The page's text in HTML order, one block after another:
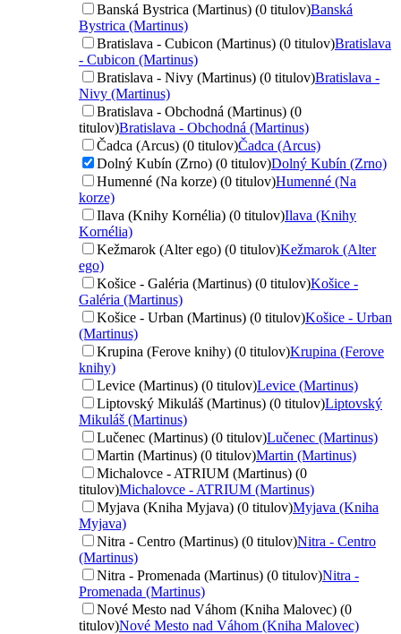
Banská Bystrica (Martinus) (0 titulov)Banská
Bystrica (Martinus)
Bratislava - Cubicon (Martinus) (0 titulov)Bratislava
- Cubicon (Martinus)
Bratislava - Nivy (Martinus) (0 titulov)Bratislava -
Nivy (Martinus)
Bratislava - Obchodná (Martinus) (0
titulov)Bratislava - Obchodná (Martinus)
Čadca (Arcus) (0 titulov)Čadca (Arcus)
Dolný Kubín (Zrno) (0 titulov)Dolný Kubín (Zrno)
Humenné (Na korze) (0 titulov)Humenné (Na
korze)
Ilava (Knihy Kornélia) (0 titulov)Ilava (Knihy
Kornélia)
Kežmarok (Alter ego) (0 titulov)Kežmarok (Alter
ego)
Košice - Galéria (Martinus) (0 titulov)Košice -
Galéria (Martinus)
Košice - Urban (Martinus) (0 titulov)Košice - Urban
(Martinus)
Krupina (Ferove knihy) (0 titulov)Krupina (Ferove
knihy)
Levice (Martinus) (0 titulov)Levice (Martinus)
Liptovský Mikuláš (Martinus) (0 titulov)Liptovský
Mikuláš (Martinus)
Lučenec (Martinus) (0 titulov)Lučenec (Martinus)
Martin (Martinus) (0 titulov)Martin (Martinus)
Michalovce - ATRIUM (Martinus) (0
titulov)Michalovce - ATRIUM (Martinus)
Myjava (Kniha Myjava) (0 titulov)Myjava (Kniha
Myjava)
Nitra - Centro (Martinus) (0 titulov)Nitra - Centro
(Martinus)
Nitra - Promenada (Martinus) (0 titulov)Nitra -
Promenada (Martinus)
Nové Mesto nad Váhom (Kniha Malovec) (0
titulov)Nové Mesto nad Váhom (Kniha Malovec)